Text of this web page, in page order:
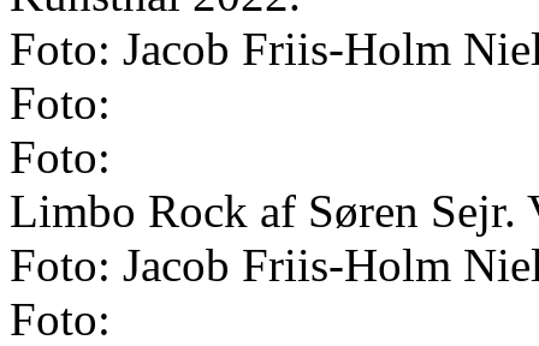
Foto: Jacob Friis-Holm
Foto:
Foto:
Limbo Rock af Søren
Foto: Jacob Friis-Holm
Foto: